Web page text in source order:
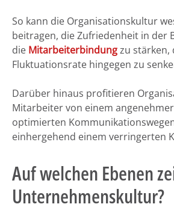
So kann die Organisationskultur
beitragen, die Zufriedenheit in der
die Mitarbeiterbindungzu stärken,
Fluktuationsrate hingegen zu
Darüber hinaus profitieren
Mitarbeiter von einem
optimierten
einhergehend einem verringerten
Auf welchen Ebenen
Unternehmenskultur?